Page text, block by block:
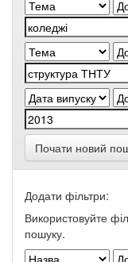
Почати новий
Додати фільтри:
Використовуйте
пошуку.